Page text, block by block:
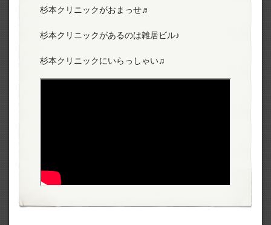
杉本クリニックがおまっせ♬
杉本クリニックがあるのは雑居ビル♪
杉本クリニックにいらっしゃい♫